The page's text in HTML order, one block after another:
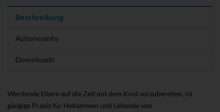
Beschreibung
Autoreninfo
Downloads
Werdende Eltern auf die Zeit mit dem Kind vorzubereiten, ist
gängige Praxis für Hebammen und Leitende von